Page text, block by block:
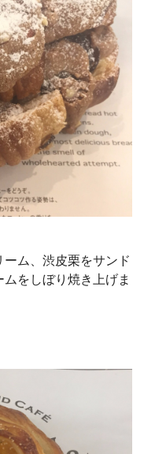
ム、渋皮栗をサンド
をしぼり焼き上げま